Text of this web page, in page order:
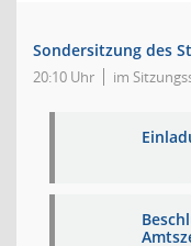
Sondersitzung des
20:10 Uhr im